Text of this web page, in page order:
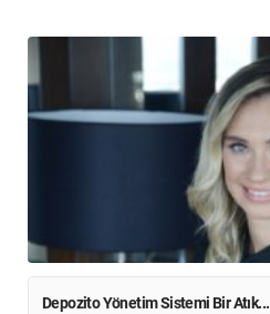
Depozito Yönetim Sistemi Bir Atık...